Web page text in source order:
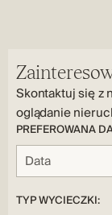
Parking:
Parking
Narzędzia:
Elektryczność,
Typ podłogi:
Płytki ceramiczne
Typ ogrzewania:
Podłoga,
Pokój dzienny:
Tak
Liczba łazienek:
Skontaktuj się z
oglądanie
PREFEROWANA
TYP WYCIECZKI: